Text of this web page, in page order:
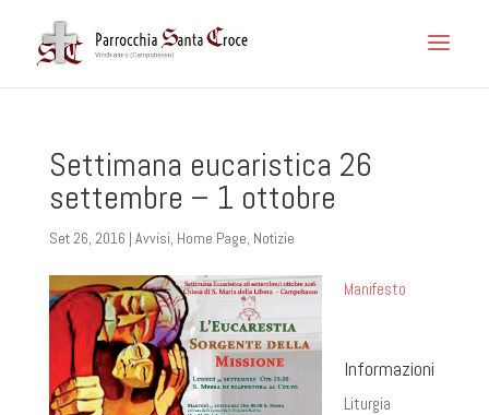
Settimana eucaristica 26
settembre – 1 ottobre
Set 26, 2016 | Avvisi, Home Page, Notizie
Manifesto
Informazioni
Liturgia